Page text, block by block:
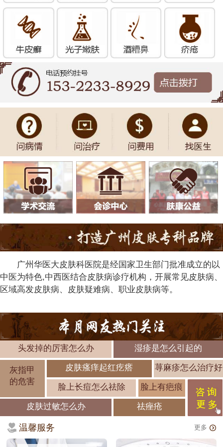
广州华医大皮肤科医院是经国家卫生部门批准成立的以
中医为特色,中西医结合皮肤病诊疗机构，开展常见皮肤病、
区域高发皮肤病、皮肤疑难病、职业皮肤病等。
头发掉的厉害怎么办 湿疹是怎么引起的
灰指甲
的危害
皮肤瘙痒起红疙瘩 荨麻疹怎么治疗好
脸上长痘怎么祛除 脸上有疤痕
皮肤过敏怎么办 祛痤疮
温馨服务 更多